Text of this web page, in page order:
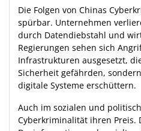
Die Folgen von Chinas
spürbar. Unternehmen
durch Datendiebstahl und
Regierungen sehen sich
Infrastrukturen ausgesetzt,
Sicherheit gefährden,
digitale Systeme erschüttern.
Auch im sozialen und
Cyberkriminalität ihren Preis.